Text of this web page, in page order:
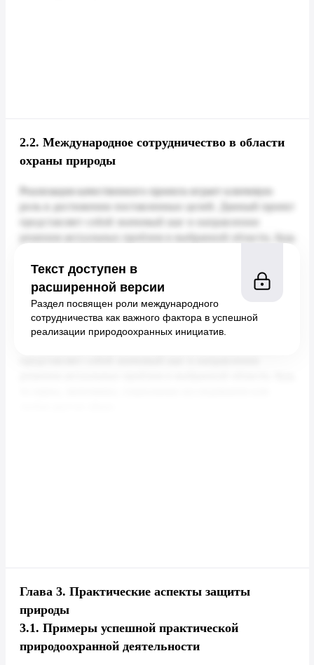
2.2. Международное сотрудничество в области
охраны природы
Текст доступен в
расширенной версии
Раздел посвящен роли международного
сотрудничества как важного фактора в успешной
реализации природоохранных инициатив.
Глава 3. Практические аспекты защиты
природы
3.1. Примеры успешной практической
природоохранной деятельности